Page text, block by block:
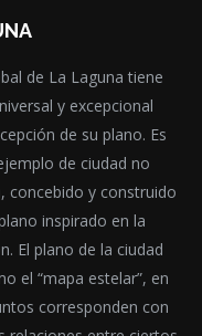
de La Laguna tiene
y excepcional
de su plano. Es
de ciudad no
concebido y construido
inspirado en la
El plano de la ciudad
el “mapa estelar”, en
corresponden con